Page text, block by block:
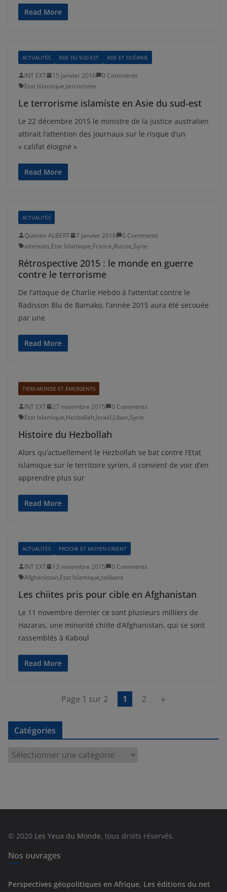
Read More
ACTUALITÉS ASIE DU SUD-EST ASIE ET OCÉANIE
INT EXT 15 janvier 2016
0 Comments
Etat Islamique,terrorisme
Le terrorisme islamiste en Asie du sud-est
Le 22 décembre 2015 le ministre de la justice australien
attirait l’attention des journaux sur le risque d’un
« califat éloigné »
Read More
ACTUALITÉS
Quentin ALBERT 7 janvier 2016
0 Comments
attentats,Etat Islamique,France,Russie,Syrie
Rétrospective 2015 : le monde en guerre
contre le terrorisme
De l’attaque de Charlie Hebdo à l’attentat contre le
Radisson Blu de Bamako, l’année 2015 aura été secouée
par une
Read More
TIERS-MONDE ET ÉMERGENTS
INT EXT 27 novembre 2015
0 Comments
Etat Islamique,Hezbollah,Israël,Liban,Syrie
Histoire du Hezbollah
Alors qu’actuellement le Hezbollah se bat contre l’Etat
islamique sur le territoire syrien, il convient de voir d’en
apprendre plus sur
Read More
ACTUALITÉS PROCHE ET MOYEN-ORIENT
INT EXT 13 novembre 2015
0 Comments
Afghanistan,Etat Islamique,talibans
Les chiites pris pour cible en Afghanistan
Le 11 novembre dernier ce sont plusieurs milliers de
Hazaras, une minorité chiite d’Afghanistan, qui se sont
rassemblés à Kaboul
Read More
Page 1 sur 2 1 2 »
Catégories
e
s
© 2020 Les Yeux du Monde, tous droits réservés.
Nos ouvrages
Perspectives géopolitiques en Afrique, Les éditions du net